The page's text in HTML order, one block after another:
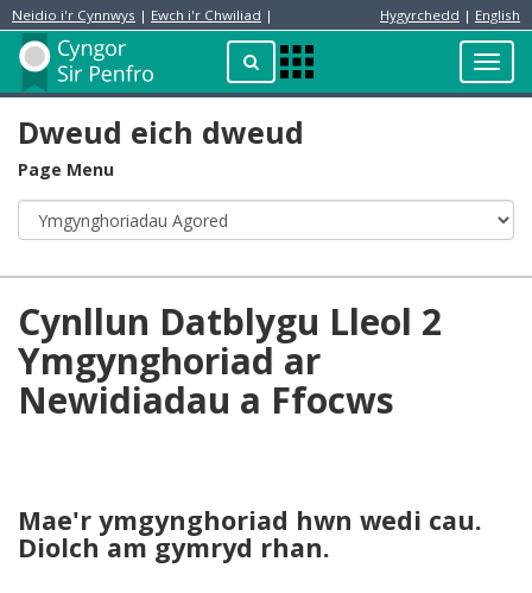
Neidio i'r Cynnwys | Ewch i'r Chwiliad | Hygyrchedd | English
ChwilioApps
Menu
Preswylydd
Dweud eich dweud
Page Menu
Cynllun Datblygu Lleol 2
Ymgynghoriad ar
Newidiadau a Ffocws
Mae'r ymgynghoriad hwn wedi cau.
Diolch am gymryd rhan.